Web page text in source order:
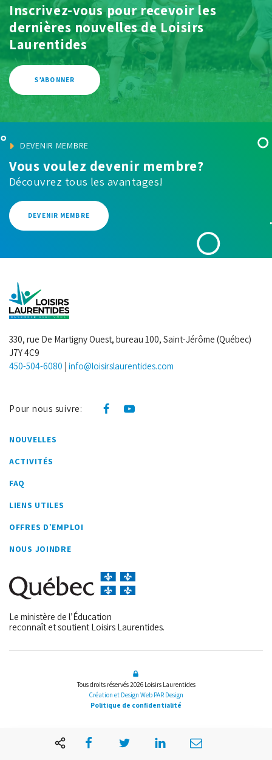
Inscrivez-vous pour recevoir les
dernières nouvelles de Loisirs
Laurentides
S’ABONNER
DEVENIR MEMBRE
Vous voulez devenir membre?
Découvrez tous les avantages!
DEVENIR MEMBRE
330, rue De Martigny Ouest, bureau 100, Saint-Jérôme (Québec)
J7Y 4C9
450-504-6080 | info@loisirslaurentides.com
Pour nous suivre:
NOUVELLES
ACTIVITÉS
FAQ
LIENS UTILES
OFFRES D’EMPLOI
NOUS JOINDRE
Le ministère de l’Éducation
reconnaît et soutient Loisirs Laurentides.
Tous droits réservés 2026 Loisirs Laurentides
Création et Design Web PAR Design
Politique de confidentialité